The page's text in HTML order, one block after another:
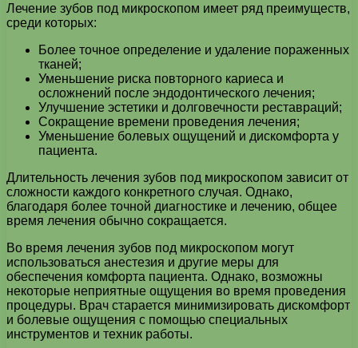
Лечение зубов под микроскопом имеет ряд преимуществ,
среди которых:
Более точное определение и удаление пораженных
тканей;
Уменьшение риска повторного кариеса и
осложнений после эндодонтического лечения;
Улучшение эстетики и долговечности реставраций;
Сокращение времени проведения лечения;
Уменьшение болевых ощущений и дискомфорта у
пациента.
Длительность лечения зубов под микроскопом зависит от
сложности каждого конкретного случая. Однако,
благодаря более точной диагностике и лечению, общее
время лечения обычно сокращается.
Во время лечения зубов под микроскопом могут
использоваться анестезия и другие меры для
обеспечения комфорта пациента. Однако, возможны
некоторые неприятные ощущения во время проведения
процедуры. Врач старается минимизировать дискомфорт
и болевые ощущения с помощью специальных
инструментов и техник работы.